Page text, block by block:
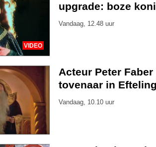
VIDEO
upgrade: boze
Vandaag, 12.48 uur
Acteur Peter
tovenaar in
Vandaag, 10.10 uur